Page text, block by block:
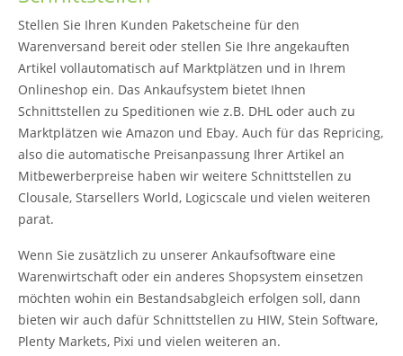
Stellen Sie Ihren Kunden Paketscheine für den
Warenversand bereit oder stellen Sie Ihre angekauften
Artikel vollautomatisch auf Marktplätzen und in Ihrem
Onlineshop ein. Das Ankaufsystem bietet Ihnen
Schnittstellen zu Speditionen wie z.B. DHL oder auch zu
Marktplätzen wie Amazon und Ebay. Auch für das Repricing,
also die automatische Preisanpassung Ihrer Artikel an
Mitbewerberpreise haben wir weitere Schnittstellen zu
Clousale, Starsellers World, Logicscale und vielen weiteren
parat.
Wenn Sie zusätzlich zu unserer Ankaufsoftware eine
Warenwirtschaft oder ein anderes Shopsystem einsetzen
möchten wohin ein Bestandsabgleich erfolgen soll, dann
bieten wir auch dafür Schnittstellen zu HIW, Stein Software,
Plenty Markets, Pixi und vielen weiteren an.